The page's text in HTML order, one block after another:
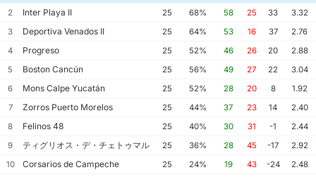
2
Inter Playa II 25 68% 58 25 33
3.32
3
Deportiva Venados II 25 64% 53 16 37
2.76
4
Progreso 25 52% 46 26 20
2.88
5
Boston Cancún 25 56% 49 27 22
3.04
6
Mons Calpe Yucatán 25 52% 28 20 8
1.92
7
Zorros Puerto Morelos 25 44% 37 23 14
2.40
8
Felinos 48 25 40% 30 31 -1
2.44
9
ティグリオス・デ・チェトゥマル 25 36% 28 45 -17
2.92
10
Corsarios de Campeche 25 24% 19 43 -24
2.48